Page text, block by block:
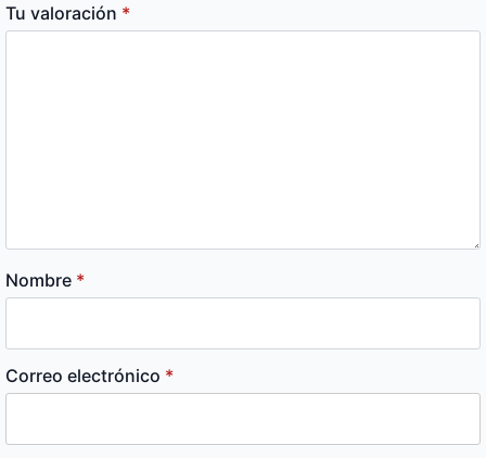
Tu valoración *
Nombre *
Correo electrónico *